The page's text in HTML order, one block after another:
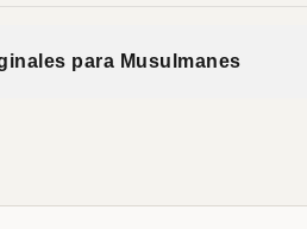
para Musulmanes